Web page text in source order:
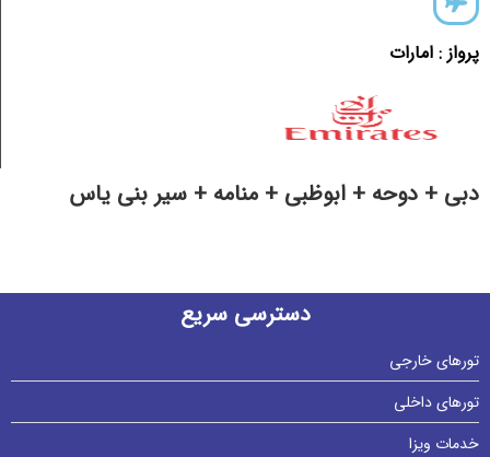
پرواز : امارات
دبی + دوحه + ابوظبی + منامه + سیر بنی یاس
دسترسی سریع
تورهای خارجی
تورهای داخلی
خدمات ویزا